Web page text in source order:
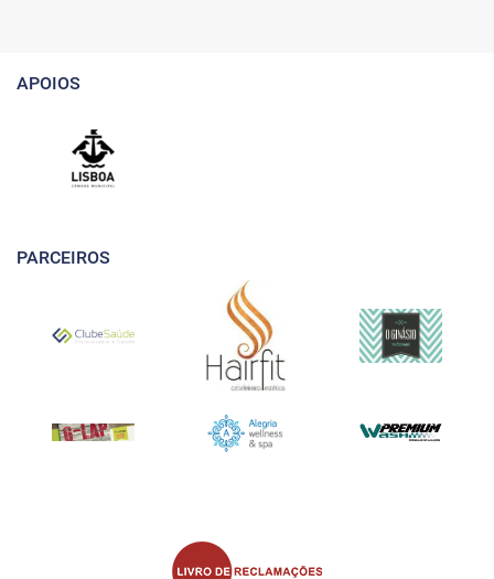
APOIOS
PARCEIROS